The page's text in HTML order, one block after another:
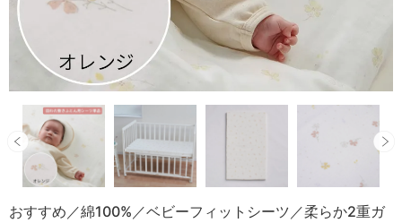
おすすめ／綿100%／ベビーフィットシーツ／柔らか2重ガ